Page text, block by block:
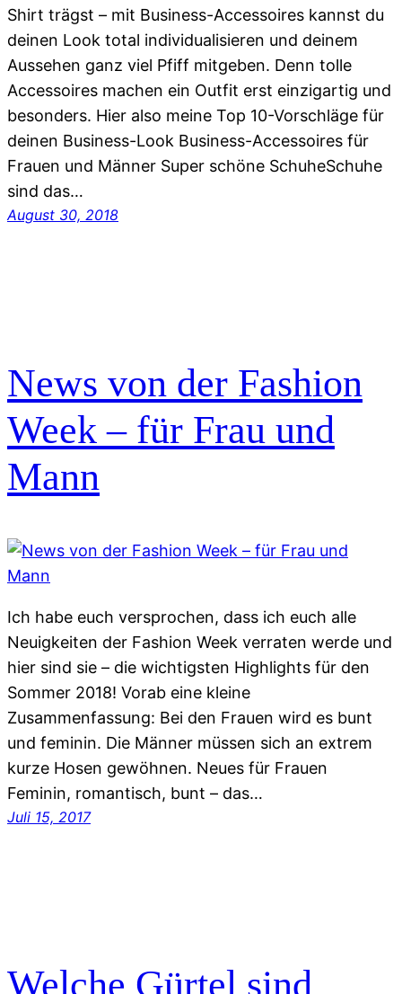
Shirt trägst – mit Business-Accessoires kannst du
deinen Look total individualisieren und deinem
Aussehen ganz viel Pfiff mitgeben. Denn tolle
Accessoires machen ein Outfit erst einzigartig und
besonders. Hier also meine Top 10-Vorschläge für
deinen Business-Look Business-Accessoires für
Frauen und Männer Super schöne SchuheSchuhe
sind das…
August 30, 2018
News von der Fashion
Week – für Frau und
Mann
Ich habe euch versprochen, dass ich euch alle
Neuigkeiten der Fashion Week verraten werde und
hier sind sie – die wichtigsten Highlights für den
Sommer 2018! Vorab eine kleine
Zusammenfassung: Bei den Frauen wird es bunt
und feminin. Die Männer müssen sich an extrem
kurze Hosen gewöhnen. Neues für Frauen
Feminin, romantisch, bunt – das…
Juli 15, 2017
Welche Gürtel sind